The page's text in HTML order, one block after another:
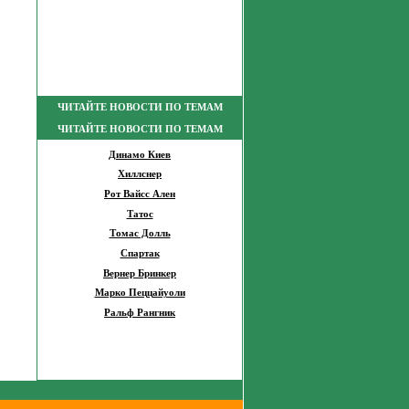
ЧИТАЙТЕ НОВОСТИ ПО ТЕМАМ
ЧИТАЙТЕ НОВОСТИ ПО ТЕМАМ
Динамо Киев
Хиллснер
Рот Вайсс Ален
Татос
Томас Долль
Спартак
Вернер Бринкер
Марко Пеццайуоли
Ральф Рангник